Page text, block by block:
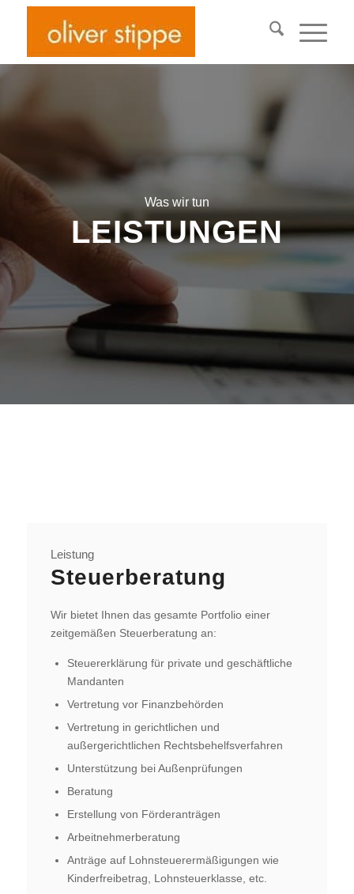
Was wir tun
LEISTUNGEN
Leistung
Steuerberatung
Wir bietet Ihnen das gesamte Portfolio einer
zeitgemäßen Steuerberatung an:
Steuererklärung für private und geschäftliche
Mandanten
Vertretung vor Finanzbehörden
Vertretung in gerichtlichen und
außergerichtlichen Rechtsbehelfsverfahren
Unterstützung bei Außenprüfungen
Beratung
Erstellung von Förderanträgen
Arbeitnehmerberatung
Anträge auf Lohnsteuerermäßigungen wie
Kinderfreibetrag, Lohnsteuerklasse, etc.